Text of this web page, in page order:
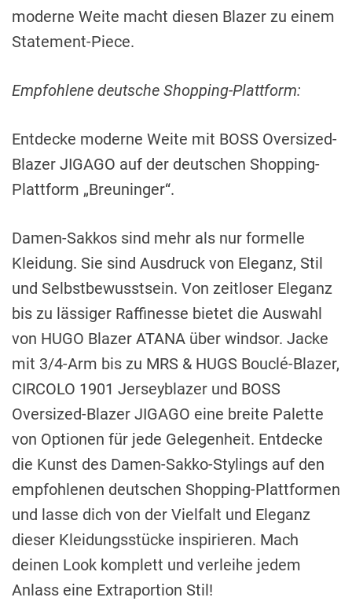
moderne Weite macht diesen Blazer zu einem
Statement-Piece.
Empfohlene deutsche Shopping-Plattform:
Entdecke moderne Weite mit BOSS Oversized-
Blazer JIGAGO auf der deutschen Shopping-
Plattform „Breuninger“.
Damen-Sakkos sind mehr als nur formelle
Kleidung. Sie sind Ausdruck von Eleganz, Stil
und Selbstbewusstsein. Von zeitloser Eleganz
bis zu lässiger Raffinesse bietet die Auswahl
von HUGO Blazer ATANA über windsor. Jacke
mit 3/4-Arm bis zu MRS & HUGS Bouclé-Blazer,
CIRCOLO 1901 Jerseyblazer und BOSS
Oversized-Blazer JIGAGO eine breite Palette
von Optionen für jede Gelegenheit. Entdecke
die Kunst des Damen-Sakko-Stylings auf den
empfohlenen deutschen Shopping-Plattformen
und lasse dich von der Vielfalt und Eleganz
dieser Kleidungsstücke inspirieren. Mach
deinen Look komplett und verleihe jedem
Anlass eine Extraportion Stil!